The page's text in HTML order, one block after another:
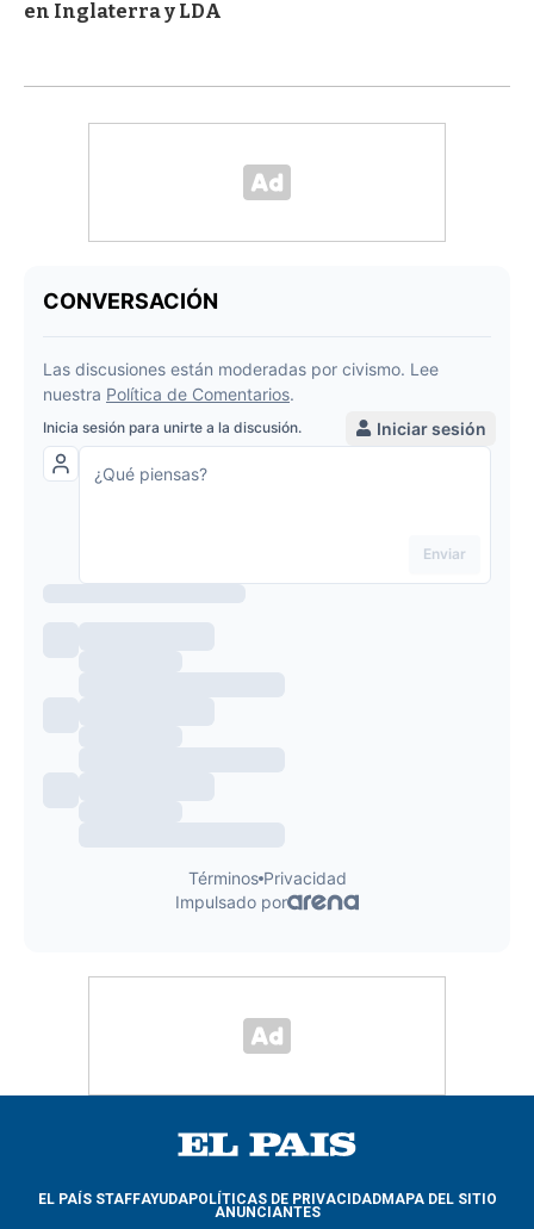
en Inglaterra y LDA
EL PAÍS STAFFAYUDAPOLÍTICAS DE PRIVACIDADMAPA DEL SITIO
ANUNCIANTES